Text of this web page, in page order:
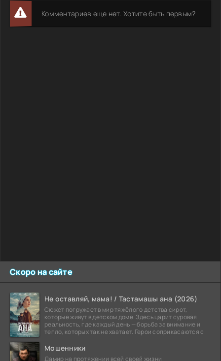
Скоро на сайте
Не оставляй, мама! / Тастамашы ана (2026)
Сюжет погружает в мир тяжёлого детства сирот,
которые живут в детском доме. Здесь царит суровая
реальность, где каждый день — борьба за внимание и
тепло, которых так не хватает. Герои соприкасаются с
Мошенники
Дамир на протяжении всей своей жизни
Комментариев еще нет. Хотите быть первым?